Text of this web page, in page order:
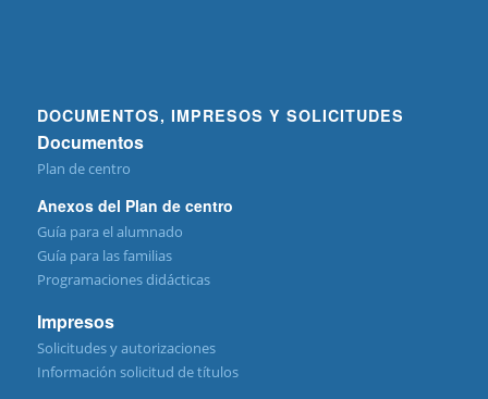
DOCUMENTOS, IMPRESOS Y SOLICITUDES
Documentos
Plan de centro
Anexos del Plan de centro
Guía para el alumnado
Guía para las familias
Programaciones didácticas
Impresos
Solicitudes y autorizaciones
Información solicitud de títulos